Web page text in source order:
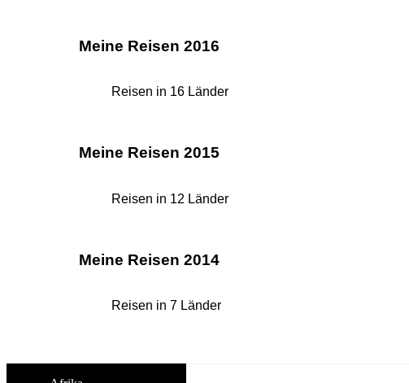
Meine Reisen 2016
Reisen in 16 Länder
Meine Reisen 2015
Reisen in 12 Länder
Meine Reisen 2014
Reisen in 7 Länder